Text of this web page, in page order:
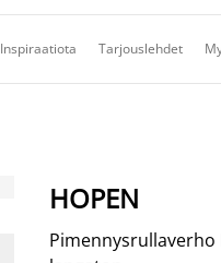
Inspiraatiota Tarjouslehdet
HOPEN
Pimennysrullaverho